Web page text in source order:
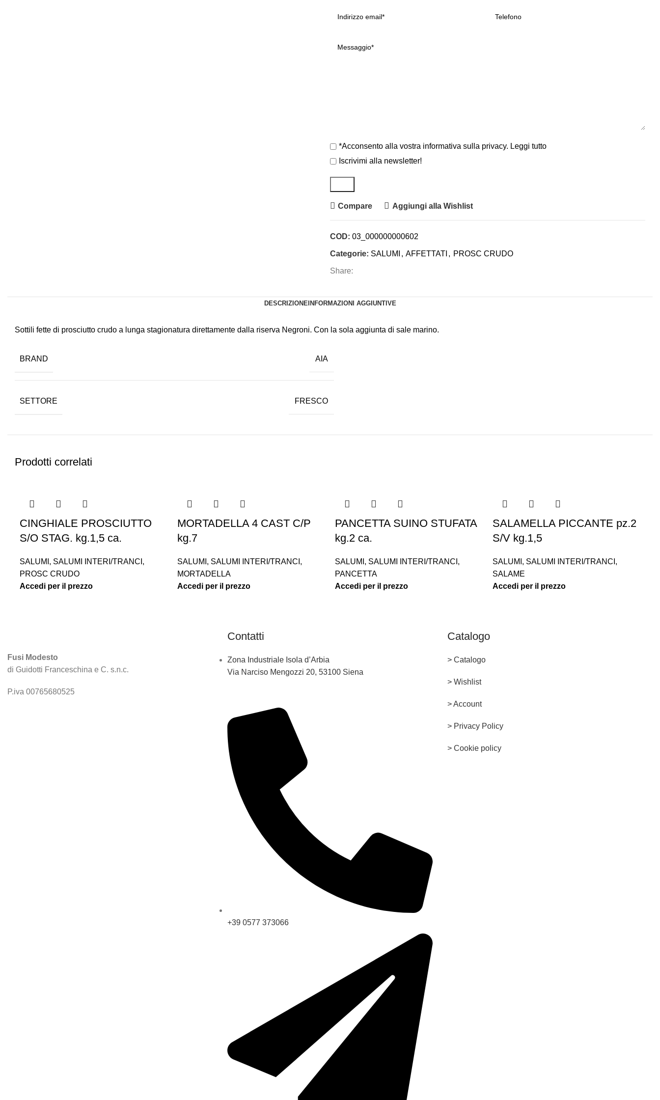
*Acconsento alla vostra informativa sulla privacy. Leggi tutto
Iscrivimi alla newsletter!
Compare Aggiungi alla Wishlist
COD: 03_000000000602
Categorie: SALUMI , AFFETTATI , PROSC CRUDO
Share:
DESCRIZIONEINFORMAZIONI AGGIUNTIVE
Sottili fette di prosciutto crudo a lunga stagionatura direttamente dalla riserva Negroni. Con la sola aggiunta di sale marino.
BRAND AIA
SETTORE FRESCO
Prodotti correlati
CINGHIALE PROSCIUTTO
S/O STAG. kg.1,5 ca.
SALUMI , SALUMI INTERI/TRANCI ,
PROSC CRUDO
Accedi per il prezzo
MORTADELLA 4 CAST C/P
kg.7
SALUMI , SALUMI INTERI/TRANCI ,
MORTADELLA
Accedi per il prezzo
PANCETTA SUINO STUFATA
kg.2 ca.
SALUMI , SALUMI INTERI/TRANCI ,
PANCETTA
Accedi per il prezzo
SALAMELLA PICCANTE pz.2
S/V kg.1,5
SALUMI , SALUMI INTERI/TRANCI ,
SALAME
Accedi per il prezzo
Fusi Modesto
di Guidotti Franceschina e C. s.n.c.
P.iva 00765680525
Contatti
Zona Industriale Isola d’Arbia
Via Narciso Mengozzi 20, 53100 Siena
+39 0577 373066
Catalogo
> Catalogo
> Wishlist
> Account
> Privacy Policy
> Cookie policy